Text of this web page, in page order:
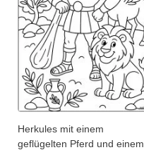
Herkules mit einem
geflügelten Pferd und einem